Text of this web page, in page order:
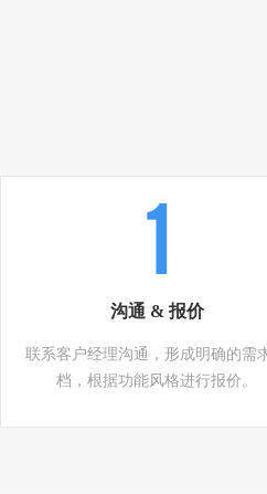
沟通 & 报价
联系客户经理沟通，形成明确的需
档，根据功能风格进行报价。